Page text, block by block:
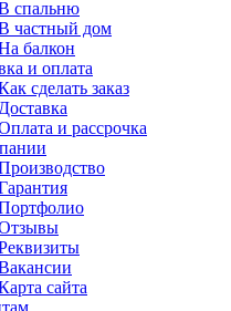
спальню
частный дом
балкон
и оплата
сделать заказ
Доставка
и рассрочка
сайта